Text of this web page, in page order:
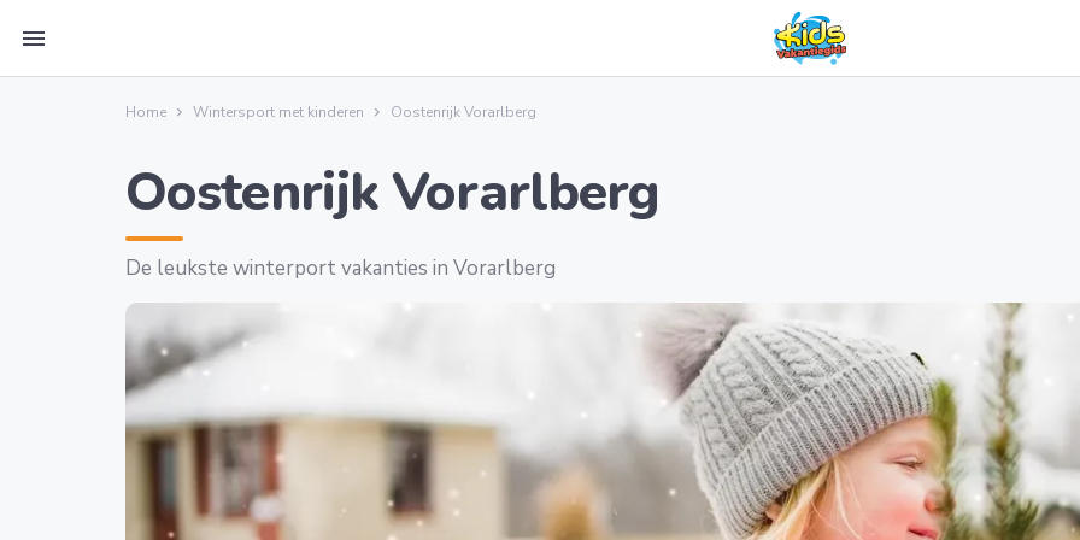
menu
Home Wintersport met kinderen Oostenrijk Vorarlberg
Oostenrijk Vorarlberg
De leukste winterport vakanties in Vorarlberg